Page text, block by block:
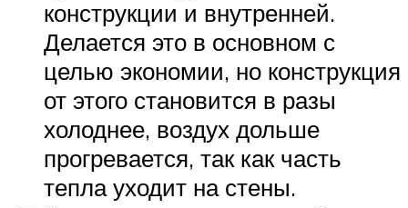
конструкции и внутренней.
Делается это в основном с
целью экономии, но конструкция
от этого становится в разы
холоднее, воздух дольше
прогревается, так как часть
тепла уходит на стены.